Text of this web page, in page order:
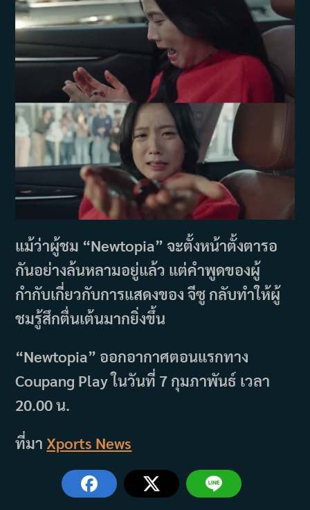
แม้ว่าผู้ชม “Newtopia” จะตั้งหน้าตั้งตารอ
กันอย่างล้นหลามอยู่แล้ว แต่คำพูดของผู้
กำกับเกี่ยวกับการแสดงของ จีซู กลับทำให้ผู้
ชมรู้สึกตื่นเต้นมากยิ่งขึ้น
“Newtopia” ออกอากาศตอนแรกทาง
Coupang Play ในวันที่ 7 กุมภาพันธ์ เวลา
20.00 น.
ที่มา Xports News